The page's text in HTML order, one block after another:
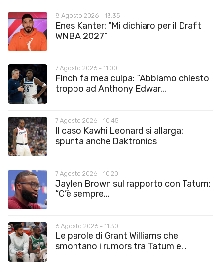
8 Agosto 2026 - 13:35
Enes Kanter: “Mi dichiaro per il Draft
WNBA 2027”
7 Agosto 2026 - 11:00
Finch fa mea culpa: “Abbiamo chiesto
troppo ad Anthony Edwar...
7 Agosto 2026 - 10:45
Il caso Kawhi Leonard si allarga:
spunta anche Daktronics
7 Agosto 2026 - 10:20
Jaylen Brown sul rapporto con Tatum:
“C’è sempre...
6 Agosto 2026 - 11:30
Le parole di Grant Williams che
smontano i rumors tra Tatum e...